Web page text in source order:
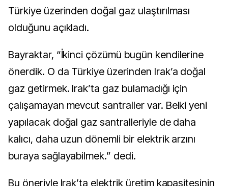
Türkiye üzerinden doğal gaz ulaştırılması
olduğunu açıkladı.
Bayraktar, “İkinci çözümü bugün kendilerine
önerdik. O da Türkiye üzerinden Irak’a doğal
gaz getirmek. Irak’ta gaz bulamadığı için
çalışamayan mevcut santraller var. Belki yeni
yapılacak doğal gaz santralleriyle de daha
kalıcı, daha uzun dönemli bir elektrik arzını
buraya sağlayabilmek.” dedi.
Bu öneriyle Irak’ta elektrik üretim kapasitesinin